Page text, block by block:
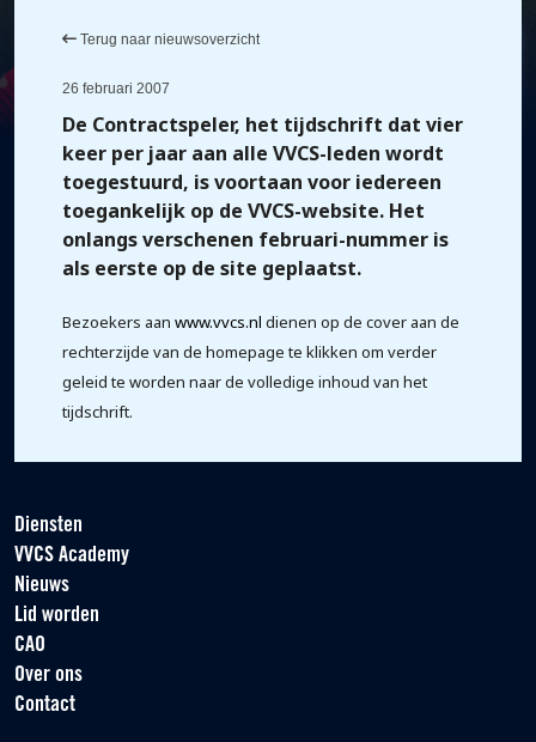
Terug naar nieuwsoverzicht
26 februari 2007
De Contractspeler, het tijdschrift dat vier
keer per jaar aan alle VVCS-leden wordt
toegestuurd, is voortaan voor iedereen
toegankelijk op de VVCS-website. Het
onlangs verschenen februari-nummer is
als eerste op de site geplaatst.
Bezoekers aan www.vvcs.nl dienen op de cover aan de
rechterzijde van de homepage te klikken om verder
geleid te worden naar de volledige inhoud van het
tijdschrift.
Diensten
VVCS Academy
Nieuws
Lid worden
CAO
Over ons
Contact